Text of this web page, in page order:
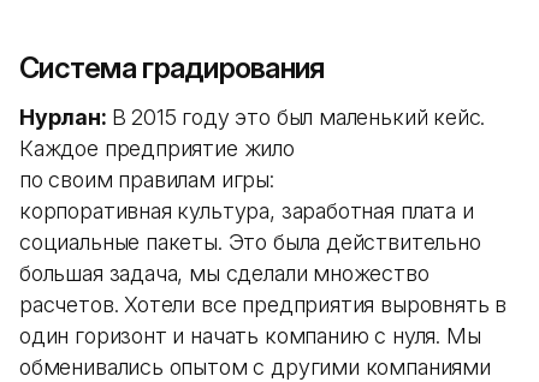
Система градирования
Нурлан: В 2015 году это был маленький кейс.
Каждое предприятие жило
по своим правилам игры:
корпоративная культура, заработная плата и
социальные пакеты. Это была действительно
большая задача, мы сделали множество
расчетов. Хотели все предприятия выровнять в
один горизонт и начать компанию с нуля. Мы
обменивались опытом с другими компаниями